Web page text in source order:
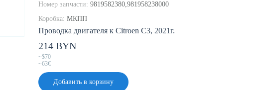
Проводка двигателя к Citroen C3, 2021г.
Номер запчасти: 9819582380,981958238000
Коробка: МКПП
214 BYN
~$70
~63€
Добавить в корзину